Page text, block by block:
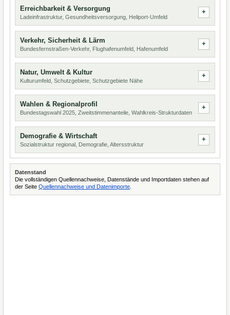
Erreichbarkeit & Versorgung
Ladeinfrastruktur, Gesundheitsversorgung, Heliport-Umfeld
Verkehr, Sicherheit & Lärm
Bundesfernstraßen-Verkehr, Flughafenumfeld, Hafenumfeld
Natur, Umwelt & Kultur
Kulturumfeld, Schutzgebiete, Schutzgebiete Nähe
Wahlen & Regionalprofil
Bundestagswahl 2025, Zweitstimmenanteile, Wahlkreis-Strukturdaten
Demografie & Wirtschaft
Sozialstruktur regional, Demografie, Altersstruktur
Datenstand
Die vollständigen Quellennachweise, Datenstände und Importdaten stehen auf
der Seite Quellennachweise und Datenimporte